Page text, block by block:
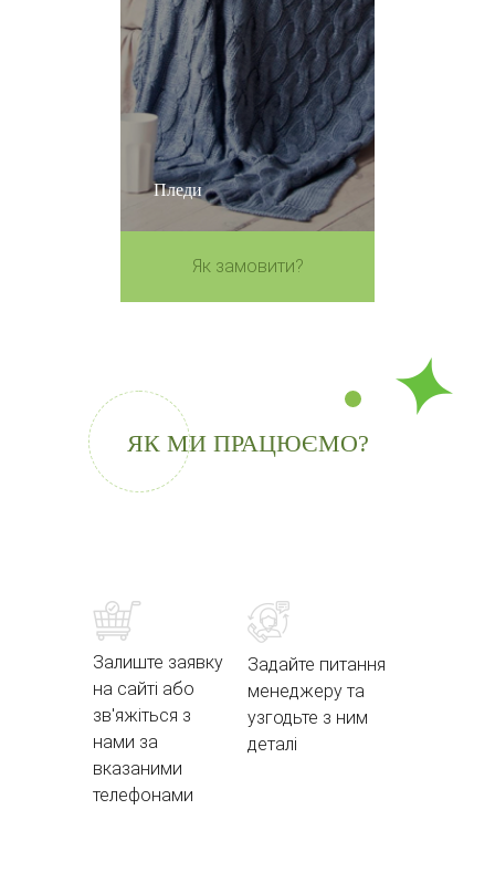
Пледи
Як замовити?
ЯК МИ ПРАЦЮЄМО?
Залиште заявку
на сайті або
зв'яжіться з
нами за
вказаними
телефонами
Задайте питання
менеджеру та
узгодьте з ним
деталі